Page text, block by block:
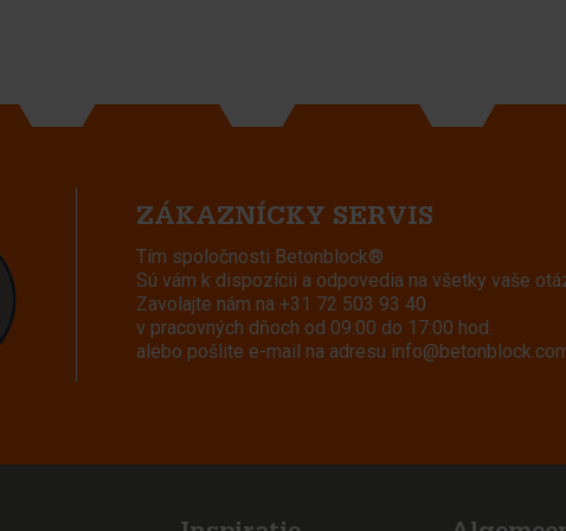
ZÁKAZNÍCKY SERVIS
Tím spoločnosti Betonblock®
Sú vám k dispozícii a odpovedia na všetky vaše
Zavolajte nám na +31 72 503 93 40
v pracovných dňoch od 09:00 do 17:00 hod.
alebo pošlite e-mail na adresu